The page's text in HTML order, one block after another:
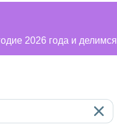
2026 года и делимся